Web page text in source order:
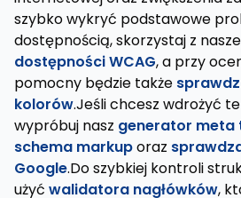
szybko wykryć podstawowe
dostępnością, skorzystaj z
dostępności WCAG, a przy
pomocny będzie także
kolorów.Jeśli chcesz wdrożyć
wypróbuj nasz generator meta
schema markuporaz
Google.Do szybkiej kontroli
użyć walidatora nagłówków,